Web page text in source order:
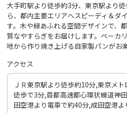
大手町駅より徒歩約3分、東京駅より
ら、都内主要エリアへスピーディ＆ダ
す。木や緑あふれる空間デザインで、
質なやすらぎをお届けします。ベーカ
地から作り焼き上げる自家製パンがお
アクセス
ＪＲ東京駅より徒歩約10分,東京メ
徒歩で3分,首都高速都心環状線道神
田空港より電車で約40分,成田空港